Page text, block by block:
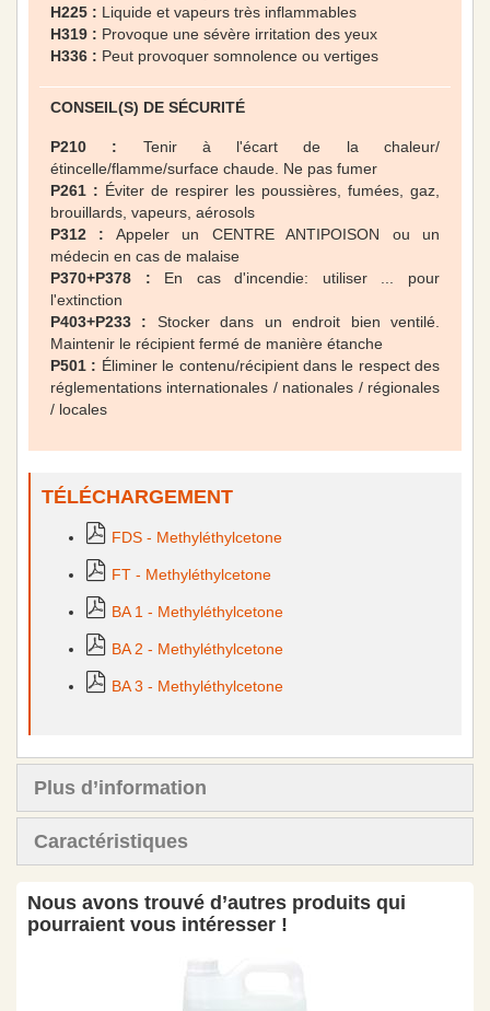
H225 : Liquide et vapeurs très inflammables
H319 : Provoque une sévère irritation des yeux
H336 : Peut provoquer somnolence ou vertiges
CONSEIL(S) DE SÉCURITÉ
P210 : Tenir à l'écart de la chaleur/
étincelle/flamme/surface chaude. Ne pas fumer
P261 : Éviter de respirer les poussières, fumées, gaz,
brouillards, vapeurs, aérosols
P312 : Appeler un CENTRE ANTIPOISON ou un
médecin en cas de malaise
P370+P378 : En cas d'incendie: utiliser ... pour
l'extinction
P403+P233 : Stocker dans un endroit bien ventilé.
Maintenir le récipient fermé de manière étanche
P501 : Éliminer le contenu/récipient dans le respect des
réglementations internationales / nationales / régionales
/ locales
TÉLÉCHARGEMENT
FDS - Methyléthylcetone
FT - Methyléthylcetone
BA 1 - Methyléthylcetone
BA 2 - Methyléthylcetone
BA 3 - Methyléthylcetone
Plus d’information
Caractéristiques
Nous avons trouvé d’autres produits qui
pourraient vous intéresser !